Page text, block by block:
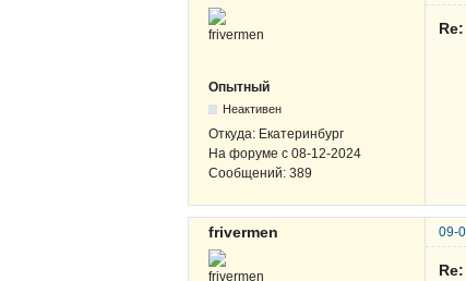
Опытный
Неактивен
Откуда: Екатеринбург
На форуме с 08-12-2024
Сообщений: 389
frivermen 09-